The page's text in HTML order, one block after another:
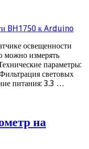
освещенности
можно измерять
параметры:
световых
питания: 3.3 …
на